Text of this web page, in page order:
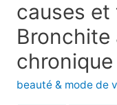
causes et
Bronchite
chronique
beauté & mode de